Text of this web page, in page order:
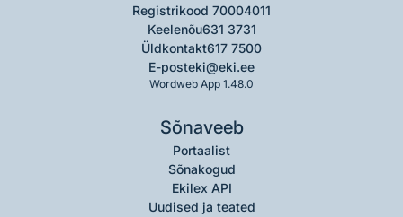
Registrikood 70004011
Keelenõu631 3731
Üldkontakt617 7500
E-posteki@eki.ee
Wordweb App 1.48.0
Sõnaveeb
Portaalist
Sõnakogud
Ekilex API
Uudised ja teated